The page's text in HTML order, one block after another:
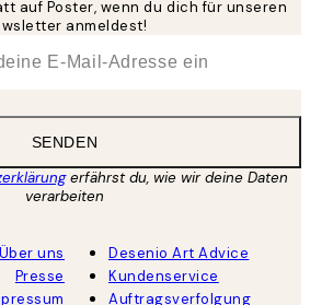
auf Poster, wenn du dich für unseren
anmeldest!
SENDEN
erfährst du, wie wir deine Daten
verarbeiten
Über uns
Presse
Desenio Art Advice
Kundenservice
Auftragsverfolgung